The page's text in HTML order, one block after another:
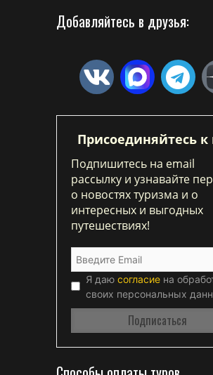
Добавляйтесь в друзья:
Присоединяйтесь
Подпишитесь на email
рассылку и узнавайте
о новостях туризма и о
интересных и выгодных
путешествиях!
Я даю согласие на
своих персональных